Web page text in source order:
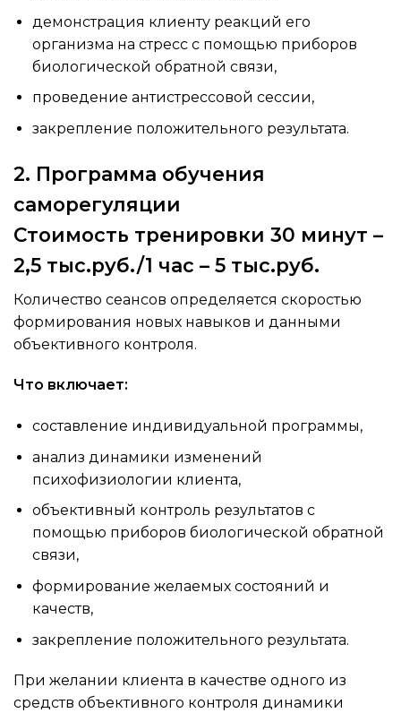
демонстрация клиенту реакций его
организма на стресс с помощью приборов
биологической обратной связи,
проведение антистрессовой сессии,
закрепление положительного результата.
2. Программа обучения
саморегуляции
Стоимость тренировки 30 минут –
2,5 тыс.руб./1 час – 5 тыс.руб.
Количество сеансов определяется скоростью
формирования новых навыков и данными
объективного контроля.
Что включает:
составление индивидуальной программы,
анализ динамики изменений
психофизиологии клиента,
объективный контроль результатов с
помощью приборов биологической обратной
связи,
формирование желаемых состояний и
качеств,
закрепление положительного результата.
При желании клиента в качестве одного из
средств объективного контроля динамики